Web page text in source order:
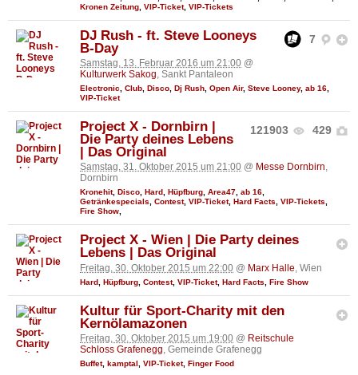
Kronen Zeitung VIP-Ticket, VIP-Tickets
7
DJ Rush - ft. Steve Looneys
B-Day
Samstag, 13. Februar 2016 um 21:00 @
Kulturwerk Sakog, Sankt Pantaleon
Electronic Club Disco Dj Rush Open Air, Steve Looney, ab 16
VIP-Ticket
121903 429
Project X - Dornbirn |
Die Party deines Lebens
| Das Original
Samstag, 31. Oktober 2015 um 21:00 @ Messe Dornbirn,
Dornbirn
Kronehit, Disco, Hard, Hüpfburg, Area47, ab 16,
Getränkespecials, Contest, VIP-Ticket, Hard Facts, VIP-Tickets,
Fire Show,
Project X - Wien | Die Party deines
Lebens | Das Original
Freitag, 30. Oktober 2015 um 22:00 @ Marx Halle , Wien
Hard Hüpfburg Contest, VIP-Ticket, Hard Facts Fire Show
Kultur für Sport-Charity mit den
Kernölamazonen
Freitag, 30. Oktober 2015 um 19:00 @ Reitschule
Schloss Grafenegg, Gemeinde Grafenegg
Buffet, kamptal VIP-Ticket, Finger Food